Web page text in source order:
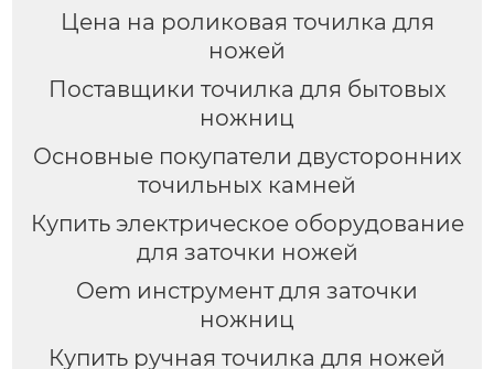
Цена на роликовая точилка для
ножей
Поставщики точилка для бытовых
ножниц
Основные покупатели двусторонних
точильных камней
Купить электрическое оборудование
для заточки ножей
Oem инструмент для заточки
ножниц
Купить ручная точилка для ножей